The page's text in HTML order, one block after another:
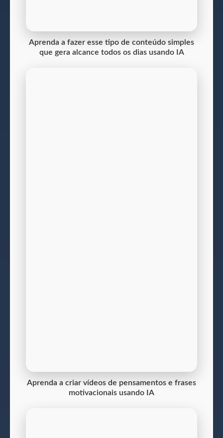
Aprenda a fazer esse tipo de conteúdo simples
que gera alcance todos os dias usando IA
Aprenda a criar vídeos de pensamentos e frases
motivacionais usando IA